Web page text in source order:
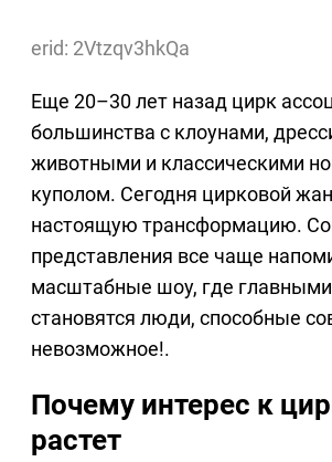
erid: 2Vtzqv3hkQa
Еще 20–30 лет назад цирк
большинства с клоунами,
животными и классическими
куполом. Сегодня цирковой
настоящую трансформацию.
представления все чаще
масштабные шоу, где
становятся люди, способные
невозможное!.
Почему интерес к
растет